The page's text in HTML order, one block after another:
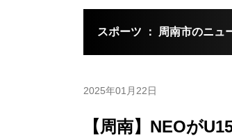
スポーツ ： 周南市のニュ
2025年01月22日
【周南】NEOが